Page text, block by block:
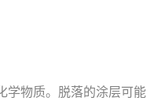
学物质。脱落的涂层可能